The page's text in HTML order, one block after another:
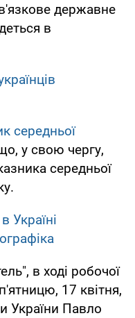
державне
в
середньої
у свою чергу,
середньої
Україні
в ході робочої
17 квітня,
України Павло